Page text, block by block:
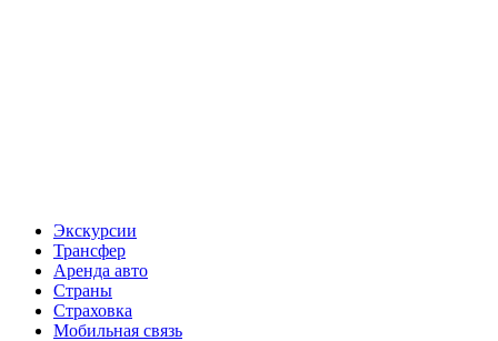
Экскурсии
Трансфер
Аренда авто
Страны
Страховка
Мобильная связь